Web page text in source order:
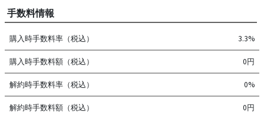
手数料情報
購入時手数料率（税込） 3.3%
購入時手数料額（税込） 0円
解約時手数料率（税込） 0%
解約時手数料額（税込） 0円